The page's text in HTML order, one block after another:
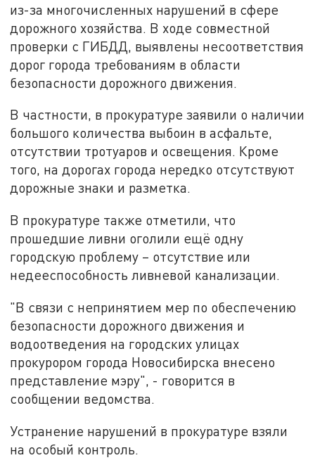
из-за многочисленных нарушений в сфере
дорожного хозяйства. В ходе совместной
проверки с ГИБДД, выявлены несоответствия
дорог города требованиям в области
безопасности дорожного движения.
В частности, в прокуратуре заявили о наличии
большого количества выбоин в асфальте,
отсутствии тротуаров и освещения. Кроме
того, на дорогах города нередко отсутствуют
дорожные знаки и разметка.
В прокуратуре также отметили, что
прошедшие ливни оголили ещё одну
городскую проблему – отсутствие или
недееспособность ливневой канализации.
"В связи с непринятием мер по обеспечению
безопасности дорожного движения и
водоотведения на городских улицах
прокурором города Новосибирска внесено
представление мэру", - говорится в
сообщении ведомства.
Устранение нарушений в прокуратуре взяли
на особый контроль.